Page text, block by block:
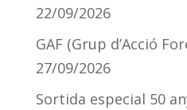
22/09/2026
GAF (Grup d’Acció
27/09/2026
Sortida especial 50